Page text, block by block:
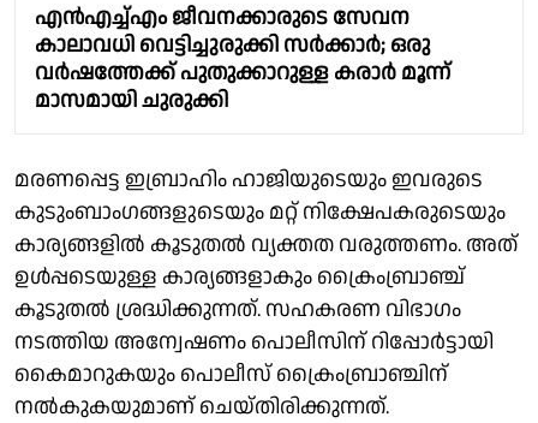
എൻഎച്ച്എം ജീവനക്കാരുടെ സേവന
കാലാവധി വെട്ടിച്ചുരുക്കി സർക്കാർ; ഒരു
വർഷത്തേക്ക് പുതുക്കാറുള്ള കരാർ മൂന്ന്
മാസമായി ചുരുക്കി
മരണപ്പെട്ട ഇബ്രാഹിം ഹാജിയുടെയും ഇവരുടെ
കുടുംബാംഗങ്ങളുടെയും മറ്റ് നിക്ഷേപകരുടെയും
കാര്യങ്ങളിൽ കൂടുതൽ വ്യക്തത വരുത്തണം. അത്
ഉൾപ്പടെയുള്ള കാര്യങ്ങളാകും ക്രൈംബ്രാഞ്ച്
കൂടുതൽ ശ്രദ്ധിക്കുന്നത്. സഹകരണ വിഭാഗം
നടത്തിയ അന്വേഷണം പൊലീസിന് റിപ്പോർട്ടായി
കൈമാറുകയും പൊലീസ് ക്രൈംബ്രാഞ്ചിന്
നൽകുകയുമാണ് ചെയ്തിരിക്കുന്നത്.